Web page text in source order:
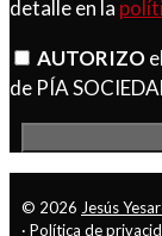
detalle en la
AUTORIZO
de PÍA
© 2026 Jesús
· Política de